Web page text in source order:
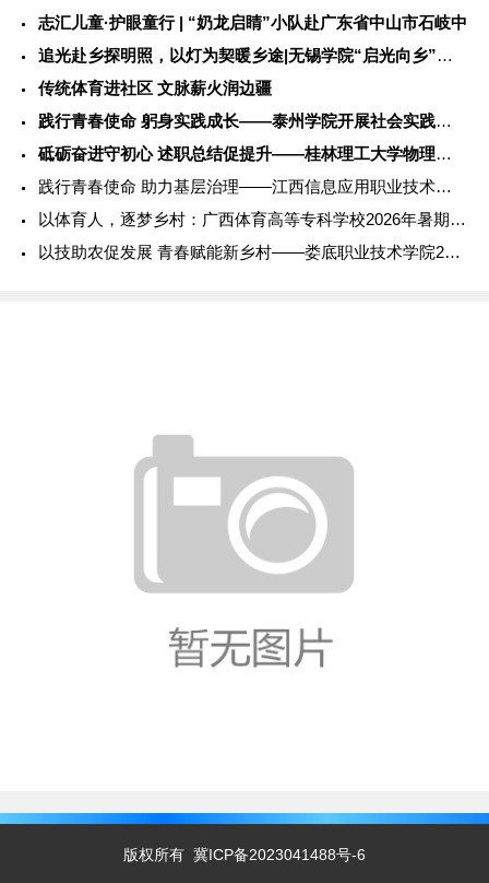
志汇儿童·护眼童行 | “奶龙启睛”小队赴广东省中山市石岐中
追光赴乡探明照，以灯为契暖乡途|无锡学院“启光向乡”社会实践
传统体育进社区 文脉薪火润边疆
践行青春使命 躬身实践成长——泰州学院开展社会实践服务活动
砥砺奋进守初心 述职总结促提升——桂林理工大学物理与电子信息
践行青春使命 助力基层治理——江西信息应用职业技术学院202
以体育人，逐梦乡村：广西体育高等专科学校2026年暑期社会实
以技助农促发展 青春赋能新乡村——娄底职业技术学院2026年
版权所有 冀ICP备2023041488号-6